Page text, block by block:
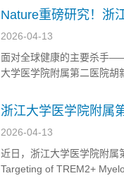
精准的非阿片类镇痛药物
Nature重磅研究！浙
疫细胞疗法，显著抑
2026-04-13
面对全球健康的主要杀手
大学医学院附属第二医院
前研究中，能够像“智能药
肌纤维化...
浙江大学医学院附属
新方法
2026-04-13
近日，浙江大学医学院附属
Targeting of TREM2+